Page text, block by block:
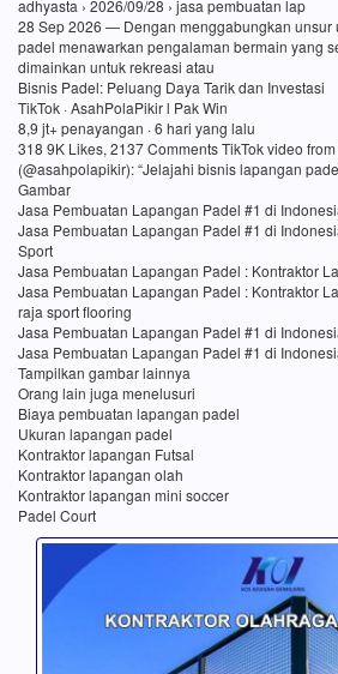
adhyasta › 2026/09/28 › jasa pembuatan lap
28 Sep 2026 — Dengan menggabungkan unsur
padel menawarkan pengalaman bermain yang
dimainkan untuk rekreasi atau
Bisnis Padel: Peluang Daya Tarik dan Investasi
TikTok · AsahPolaPikir l Pak Win
8,9 jt+ penayangan · 6 hari yang lalu
318 9K Likes, 2137 Comments TikTok video
(@asahpolapikir): “Jelajahi bisnis lapangan
Gambar
Jasa Pembuatan Lapangan Padel #1 di
Jasa Pembuatan Lapangan Padel #1 di
Sport
Jasa Pembuatan Lapangan Padel : Kontraktor
Jasa Pembuatan Lapangan Padel : Kontraktor
raja sport flooring
Jasa Pembuatan Lapangan Padel #1 di
Jasa Pembuatan Lapangan Padel #1 di
Tampilkan gambar lainnya
Orang lain juga menelusuri
Biaya pembuatan lapangan padel
Ukuran lapangan padel
Kontraktor lapangan Futsal
Kontraktor lapangan olah
Kontraktor lapangan mini soccer
Padel Court